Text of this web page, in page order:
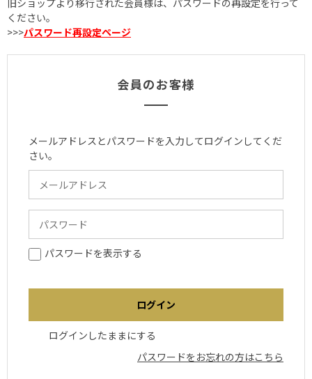
旧ショップより移行された会員様は、パスワードの再設定を行って
ください。
>>>パスワード再設定ページ
会員のお客様
メールアドレスとパスワードを入力してログインしてくだ
さい。
パスワードを表示する
ログインしたままにする
パスワードをお忘れの方はこちら